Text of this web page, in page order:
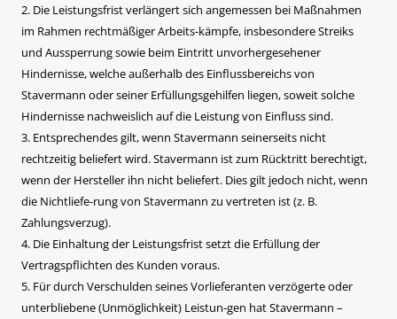
2. Die Leistungsfrist verlängert sich angemessen bei Maßnahmen
im Rahmen rechtmäßiger Arbeits-kämpfe, insbesondere Streiks
und Aussperrung sowie beim Eintritt unvorhergesehener
Hindernisse, welche außerhalb des Einflussbereichs von
Stavermann oder seiner Erfüllungsgehilfen liegen, soweit solche
Hindernisse nachweislich auf die Leistung von Einfluss sind.
3. Entsprechendes gilt, wenn Stavermann seinerseits nicht
rechtzeitig beliefert wird. Stavermann ist zum Rücktritt berechtigt,
wenn der Hersteller ihn nicht beliefert. Dies gilt jedoch nicht, wenn
die Nichtliefe-rung von Stavermann zu vertreten ist (z. B.
Zahlungsverzug).
4. Die Einhaltung der Leistungsfrist setzt die Erfüllung der
Vertragspflichten des Kunden voraus.
5. Für durch Verschulden seines Vorlieferanten verzögerte oder
unterbliebene (Unmöglichkeit) Leistun-gen hat Stavermann –